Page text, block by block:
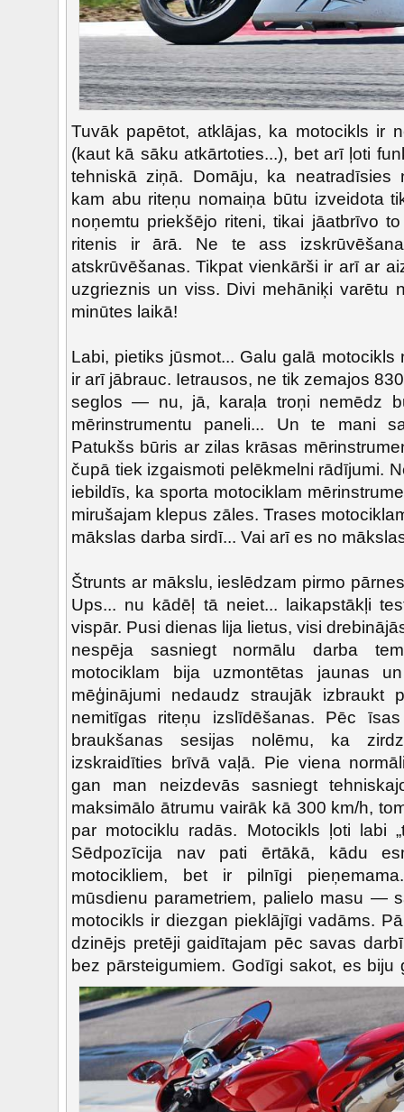
Tuvāk papētot, atklājas, ka motocikls ir
(kaut kā sāku atkārtoties...), bet arī ļoti
tehniskā ziņā. Domāju, ka neatradīsies
kam abu riteņu nomaiņa būtu izveidota
noņemtu priekšējo riteni, tikai jāatbrīvo
ritenis ir ārā. Ne te ass
atskrūvēšanas. Tikpat vienkārši ir arī ar
uzgrieznis un viss. Divi mehāniķi varētu
minūtes laikā!
Labi, pietiks jūsmot... Galu galā
ir arī jābrauc. Ietrausos, ne tik zemajos
seglos — nu, jā, karaļa troņi nemēdz
mērinstrumentu paneli... Un te mani
Patukšs būris ar zilas krāsas
čupā tiek izgaismoti pelēkmelni rādījumi.
iebildīs, ka sporta motociklam
mirušajam klepus zāles. Trases
mākslas darba sirdī... Vai arī es no
Štrunts ar mākslu, ieslēdzam pirmo
Ups... nu kādēļ tā neiet... laikapstākļi
vispār. Pusi dienas lija lietus, visi
nespēja sasniegt normālu darba
motociklam bija uzmontētas jaunas
mēģinājumi nedaudz straujāk izbraukt
nemitīgas riteņu izslīdēšanas. Pēc
braukšanas sesijas nolēmu, ka
izskraidīties brīvā vaļā. Pie viena
gan man neizdevās sasniegt
maksimālo ātrumu vairāk kā 300 km/h,
par motociklu radās. Motocikls ļoti labi
Sēdpozīcija nav pati ērtākā, kādu
motocikliem, bet ir pilnīgi
mūsdienu parametriem, palielo masu —
motocikls ir diezgan pieklājīgi vadāms.
dzinējs pretēji gaidītajam pēc savas
bez pārsteigumiem. Godīgi sakot, es biju